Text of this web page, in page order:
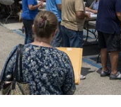
quy định rõ trong
tưởng Chính phủ,
xuất, lắp ráp và
tiêu chuẩn khí